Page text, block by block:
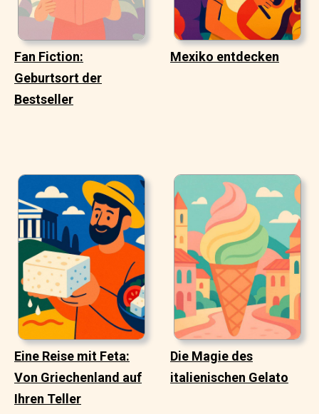
Fan Fiction:
Geburtsort der
Bestseller
Mexiko entdecken
Eine Reise mit Feta:
Von Griechenland auf
Ihren Teller
Die Magie des
italienischen Gelato